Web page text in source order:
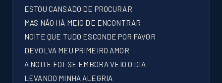
ESTOU CANSADO DE PROCURAR
MAS NÃO HÁ MEIO DE ENCONTRAR
NOITE QUE TUDO ESCONDE POR FAVOR
DEVOLVA MEU PRIMEIRO AMOR
A NOITE FOI-SE EMBORA VEIO O DIA
LEVANDO MINHA ALEGRIA